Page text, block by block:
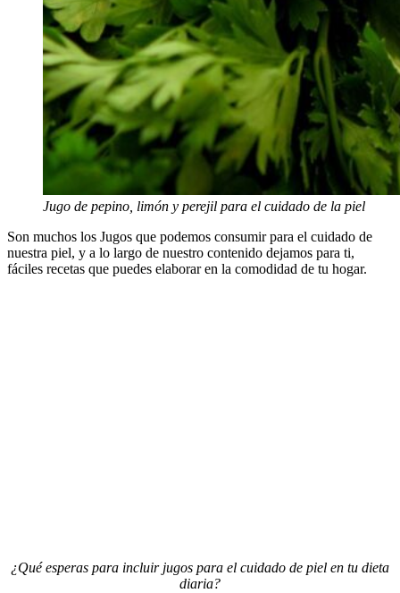
Jugo de pepino, limón y perejil para el cuidado de la piel
Son muchos los Jugos que podemos consumir para el cuidado de
nuestra piel, y a lo largo de nuestro contenido dejamos para ti,
fáciles recetas que puedes elaborar en la comodidad de tu hogar.
¿Qué esperas para incluir jugos para el cuidado de piel en tu dieta
diaria?